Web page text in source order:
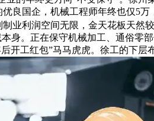
良国企，机械工程师年终也仅5万
业利润空间无限，金天花板天然
身。正在保守机械加工、通俗零
开工红包”马马虎虎。徐工的下层